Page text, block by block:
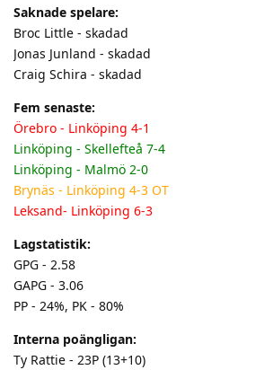
Saknade spelare:
Broc Little - skadad
Jonas Junland - skadad
Craig Schira - skadad
Fem senaste:
Örebro - Linköping 4-1
Linköping - Skellefteå 7-4
Linköping - Malmö 2-0
Brynäs - Linköping 4-3 OT
Leksand- Linköping 6-3
Lagstatistik:
GPG - 2.58
GAPG - 3.06
PP - 24%, PK - 80%
Interna poängligan:
Ty Rattie - 23P (13+10)